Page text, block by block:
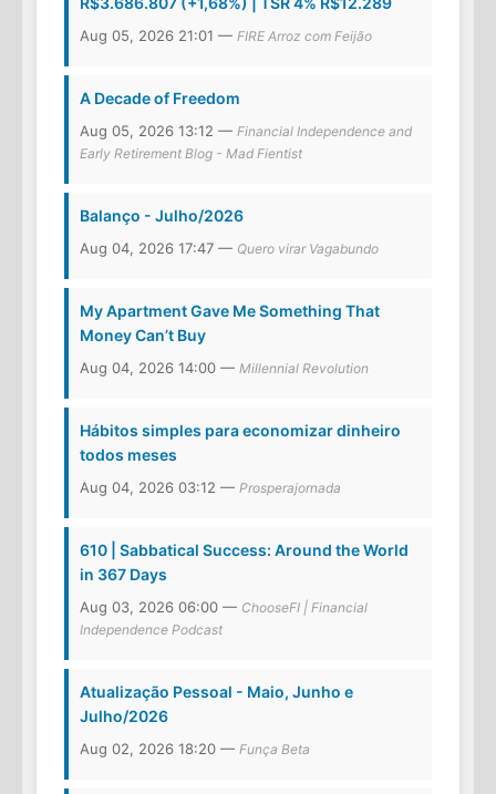
Aug 05, 2026 21:01 — FIRE Arroz com Feijão
A Decade of Freedom
Aug 05, 2026 13:12 — Financial Independence and
Early Retirement Blog - Mad Fientist
Balanço - Julho/2026
Aug 04, 2026 17:47 — Quero virar Vagabundo
My Apartment Gave Me Something That
Money Can’t Buy
Aug 04, 2026 14:00 — Millennial Revolution
Hábitos simples para economizar dinheiro
todos meses
Aug 04, 2026 03:12 — Prosperajornada
610 | Sabbatical Success: Around the World
in 367 Days
Aug 03, 2026 06:00 — ChooseFI | Financial
Independence Podcast
Atualização Pessoal - Maio, Junho e
Julho/2026
Aug 02, 2026 18:20 — Funça Beta